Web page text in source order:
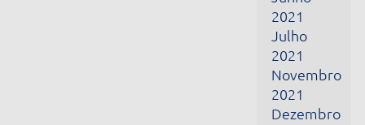
Março
2022
Abril
2022
Junho
2022
Julho